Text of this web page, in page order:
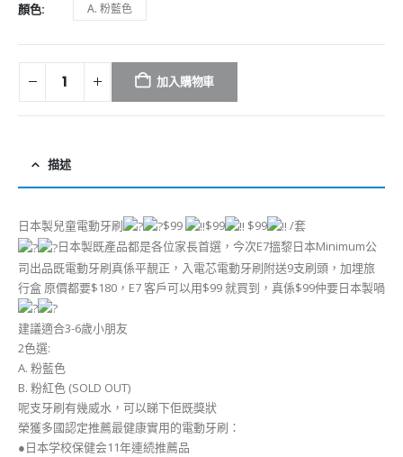
顏色 A. 粉藍色
加入購物車
描述
日本製兒童電動牙刷 $99 $99 $99
/套
日本製既產品都是各位家長首選，今次E7搵黎日本Minimum公
司出品既電動牙刷真係平靚正，入電芯電動牙刷附送9支刷頭，加埋旅
行盒 原價都要$180，E7 客戶可以用$99 就買到，真係$99仲要日本製喎
建議適合3-6歲小朋友
2色選:
A. 粉藍色
B. 粉紅色 (SOLD OUT)
呢支牙刷有幾威水，可以睇下佢既獎狀
榮獲多國認定推薦最健康實用的電動牙刷：
●日本学校保健会11年連続推薦品